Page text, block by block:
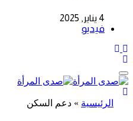
4 يناير, 2025
فيديو
الرئيسية » دعم السكن